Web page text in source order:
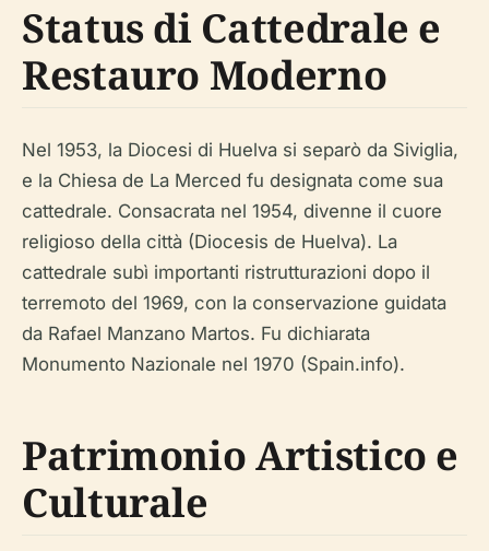
Status di Cattedrale e
Restauro Moderno
Nel 1953, la Diocesi di Huelva si separò da Siviglia,
e la Chiesa de La Merced fu designata come sua
cattedrale. Consacrata nel 1954, divenne il cuore
religioso della città (Diocesis de Huelva). La
cattedrale subì importanti ristrutturazioni dopo il
terremoto del 1969, con la conservazione guidata
da Rafael Manzano Martos. Fu dichiarata
Monumento Nazionale nel 1970 (Spain.info).
Patrimonio Artistico e
Culturale